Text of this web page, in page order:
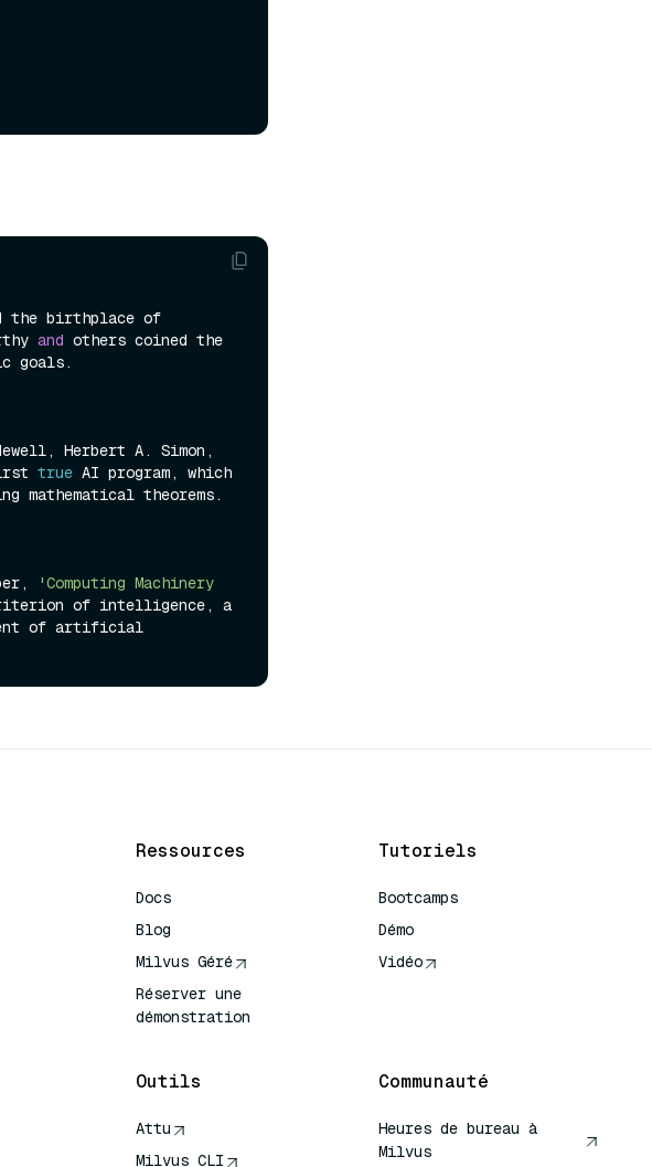
the birthplace of
and others coined the
goals.
true AI program, which
mathematical theorems.
'Computing Machinery
of intelligence, a
of artificial
Ressources
Docs
Blog
Milvus Géré
Réserver une
démonstration
Tutoriels
Bootcamps
Démo
Vidéo
Outils
Attu
Milvus CLI
Communauté
Heures de bureau à
Milvus